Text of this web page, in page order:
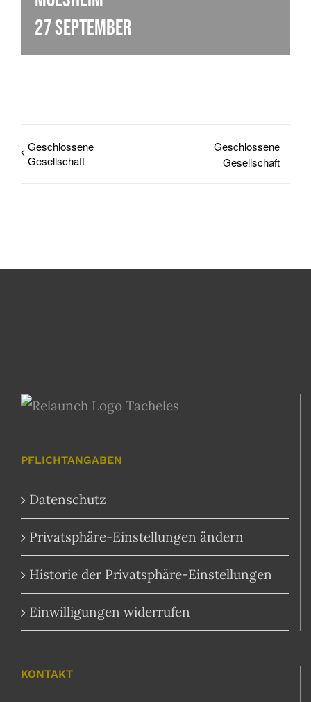
27 September
Geschlossene
Gesellschaft
Geschlossene
Gesellschaft
PFLICHTANGABEN
Datenschutz
Privatsphäre-Einstellungen ändern
Historie der Privatsphäre-Einstellungen
Einwilligungen widerrufen
KONTAKT